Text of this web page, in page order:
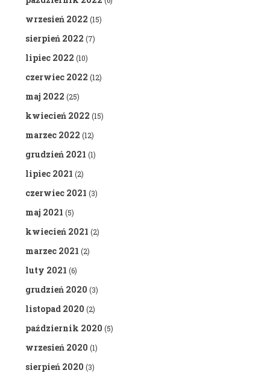
wrzesień 2022 (15)
sierpień 2022 (7)
lipiec 2022 (10)
czerwiec 2022 (12)
maj 2022 (25)
kwiecień 2022 (15)
marzec 2022 (12)
grudzień 2021 (1)
lipiec 2021 (2)
czerwiec 2021 (3)
maj 2021 (5)
kwiecień 2021 (2)
marzec 2021 (2)
luty 2021 (6)
grudzień 2020 (3)
listopad 2020 (2)
październik 2020 (5)
wrzesień 2020 (1)
sierpień 2020 (3)